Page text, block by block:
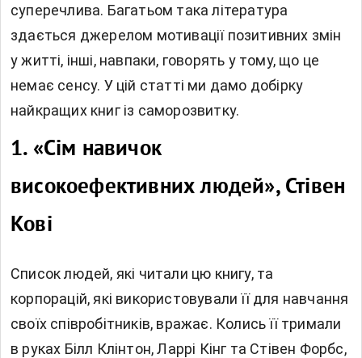
суперечлива. Багатьом така література
здається джерелом мотивації позитивних змін
у житті, інші, навпаки, говорять у тому, що це
немає сенсу. У цій статті ми дамо добірку
найкращих книг із саморозвитку.
1. «Сім навичок
високоефективних людей», Стівен
Кові
Список людей, які читали цю книгу, та
корпорацій, які використовували її для навчання
своїх співробітників, вражає. Колись її тримали
в руках Білл Клінтон, Ларрі Кінг та Стівен Форбс,